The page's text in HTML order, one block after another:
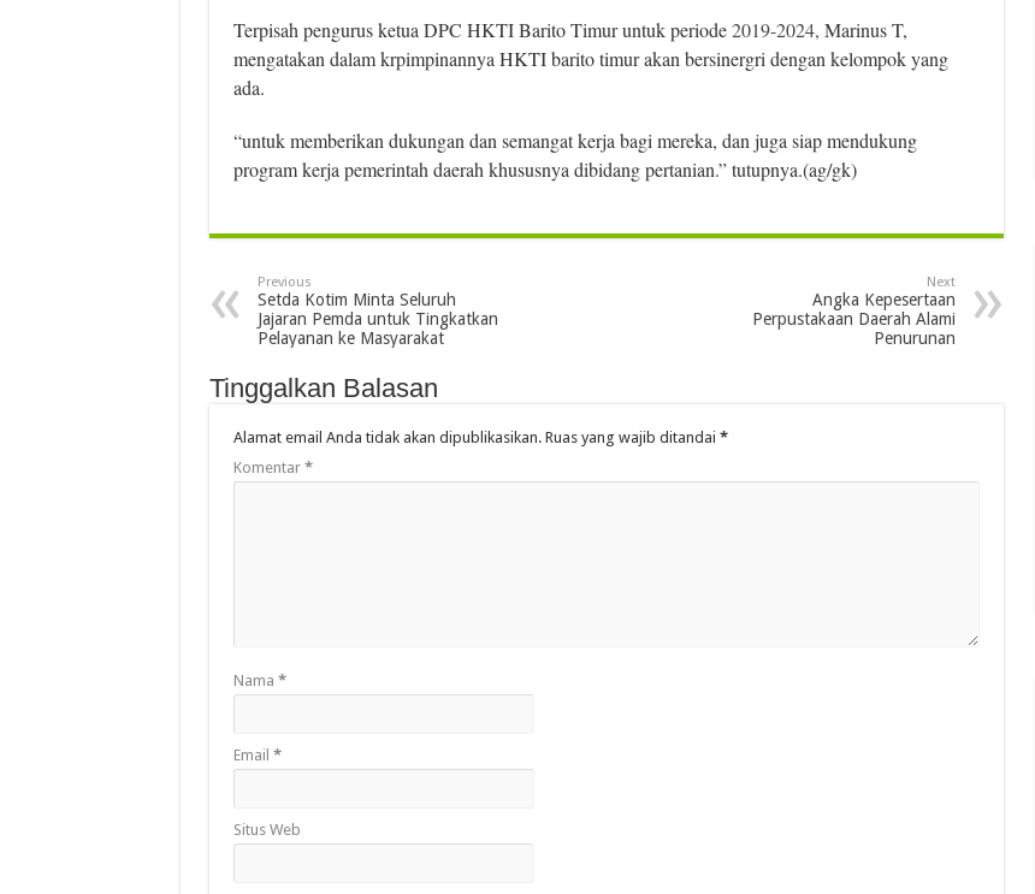
Terpisah pengurus ketua DPC HKTI Barito Timur untuk periode2019-2024, Marinus T,
mengatakan dalam krpimpinannya HKTI barito timur akan bersinergri dengan kelompok yang
ada.
“untuk memberikan dukungan dan semangat kerja bagi mereka, dan juga siap mendukung
program kerja pemerintah daerah khususnya dibidang pertanian.” tutupnya.(ag/gk)
Previous
Setda Kotim Minta Seluruh
Jajaran Pemda untuk Tingkatkan
Pelayanan ke Masyarakat
Next
Angka Kepesertaan
Perpustakaan Daerah Alami
Penurunan
Tinggalkan Balasan
Alamat email Anda tidak akan dipublikasikan. Ruas yang wajib ditandai *
Komentar *
Nama *
Email *
Situs Web